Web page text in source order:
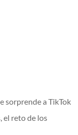
sorprende a TikTok
el reto de los